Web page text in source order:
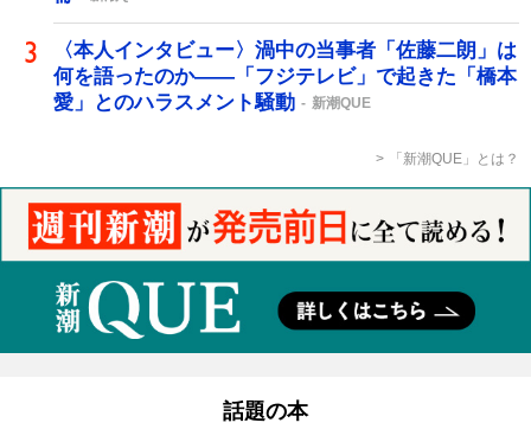
〈本人インタビュー〉渦中の当事者「佐藤二朗」は
何を語ったのか――「フジテレビ」で起きた「橋本
愛」とのハラスメント騒動
新潮QUE
「新潮QUE」とは？
話題の本